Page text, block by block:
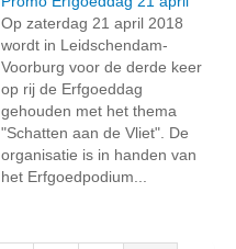
Op zaterdag 21 april 2018
wordt in Leidschendam-
Voorburg voor de derde keer
op rij de Erfgoeddag
gehouden met het thema
"Schatten aan de Vliet". De
organisatie is in handen van
het Erfgoedpodium...